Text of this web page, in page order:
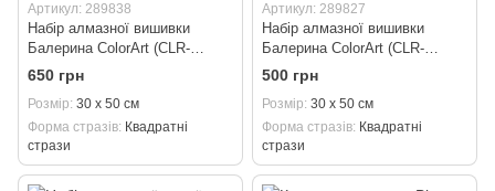
Артикул: 289838
Набір алмазної вишивки
Балерина ColorArt (CLR-
PTP905) 30 х 50 см
650 грн
Розмір 30 х 50 см
Форма стразів Квадратні
стрази
Артикул: 289827
Набір алмазної вишивки
Балерина ColorArt (CLR-
TP905) 30 х 50 см
500 грн
Розмір 30 х 50 см
Форма стразів Квадратні
стрази